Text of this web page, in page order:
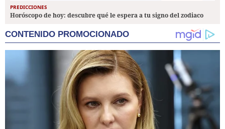
PREDICCIONES
Horóscopo de hoy: descubre qué le espera a tu signo del zodiaco
CONTENIDO PROMOCIONADO